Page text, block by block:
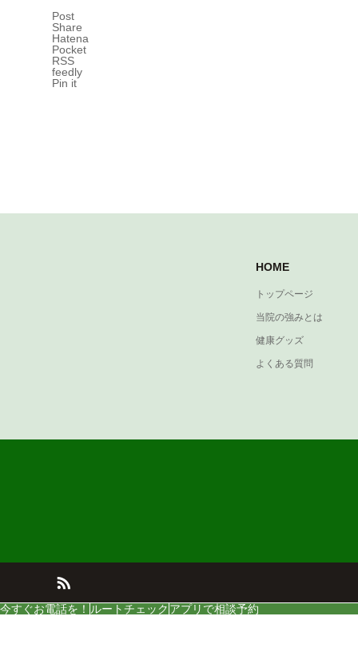
Post
Share
Hatena
Pocket
RSS
feedly
Pin it
HOME
トップページ
当院の強みとは
健康グッズ
よくある質問
今すぐお電話を！ ルートチェック アプリで相談予約